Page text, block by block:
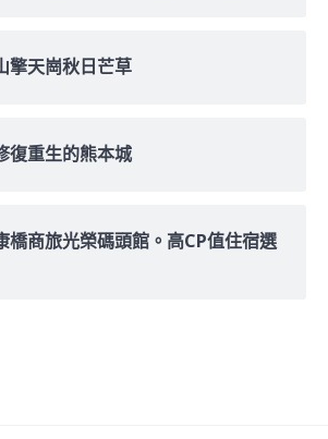
擎天崗秋日芒草
復重生的熊本城
橋商旅光榮碼頭館。高CP值住宿選